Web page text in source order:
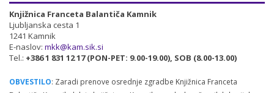
Knjižnica Franceta Balantiča Kamnik
Ljubljanska cesta 1
1241 Kamnik
E-naslov: mkk@kam.sik.si
Tel.: +386 1 831 12 17 (PON-PET: 9.00-19.00), SOB (8.00-13.00)
OBVESTILO: Zaradi prenove osrednje zgradbe Knjižnica Franceta